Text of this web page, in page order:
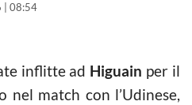
| 08:54
inflitte ad Higuain per il
match con l’Udinese,